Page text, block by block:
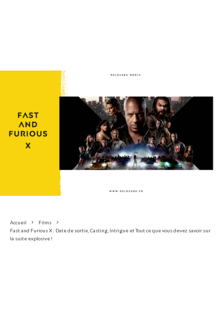
Accueil
Films
Fast and Furious X : Date de sortie, Casting, Intrigue et Tout ce que vous devez savoir sur
la suite explosive !